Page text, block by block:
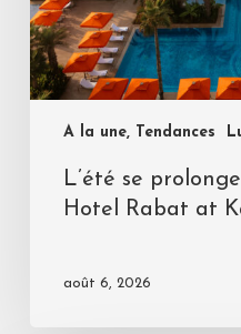
A la une, Tendances
L’été se
Hotel Rabat at
août 6, 2026